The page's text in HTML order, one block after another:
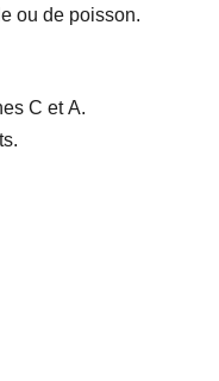
ou de poisson.
C et A.